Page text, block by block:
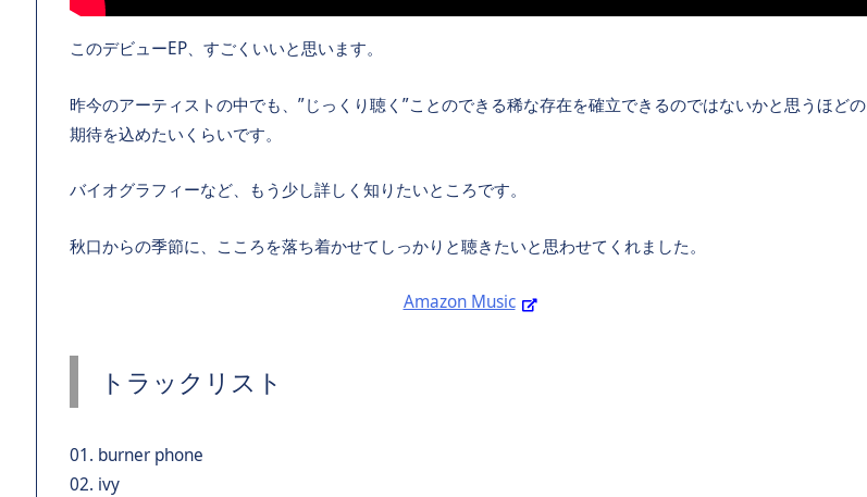
このデビューEP、すごくいいと思います。
昨今のアーティストの中でも、”じっくり聴く”ことのできる稀な存在を確立できるのではないかと思うほどの
期待を込めたいくらいです。
バイオグラフィーなど、もう少し詳しく知りたいところです。
秋口からの季節に、こころを落ち着かせてしっかりと聴きたいと思わせてくれました。
Amazon Music
トラックリスト
01. burner phone
02. ivy